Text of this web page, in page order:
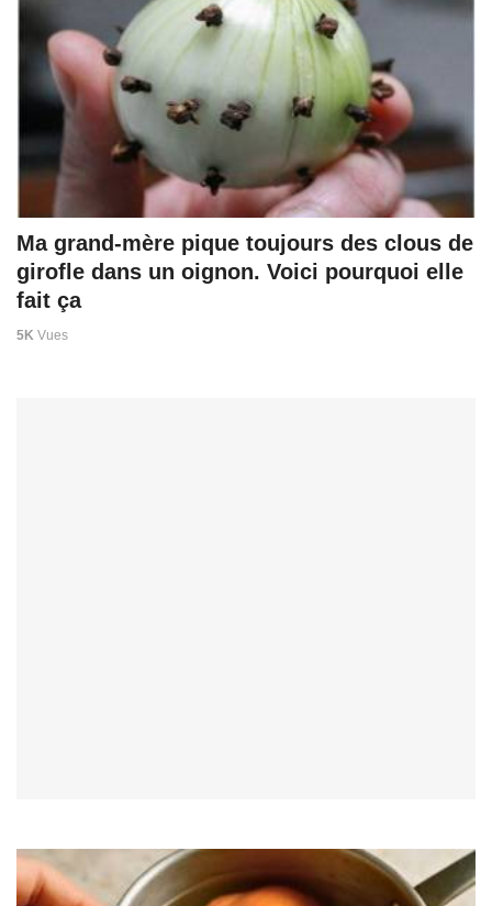
Ma grand-mère pique toujours des clous de
girofle dans un oignon. Voici pourquoi elle
fait ça
5K Vues